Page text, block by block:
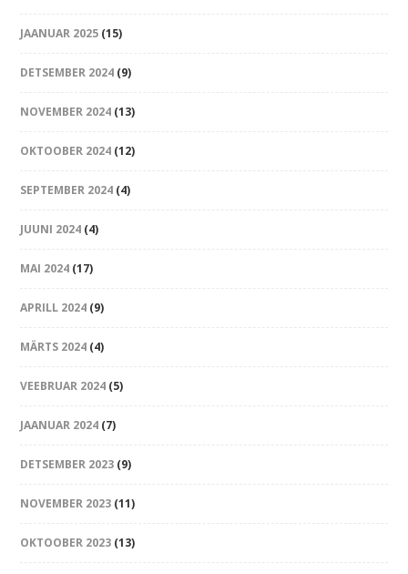
JAANUAR 2025 (15)
DETSEMBER 2024 (9)
NOVEMBER 2024 (13)
OKTOOBER 2024 (12)
SEPTEMBER 2024 (4)
JUUNI 2024 (4)
MAI 2024 (17)
APRILL 2024 (9)
MÄRTS 2024 (4)
VEEBRUAR 2024 (5)
JAANUAR 2024 (7)
DETSEMBER 2023 (9)
NOVEMBER 2023 (11)
OKTOOBER 2023 (13)